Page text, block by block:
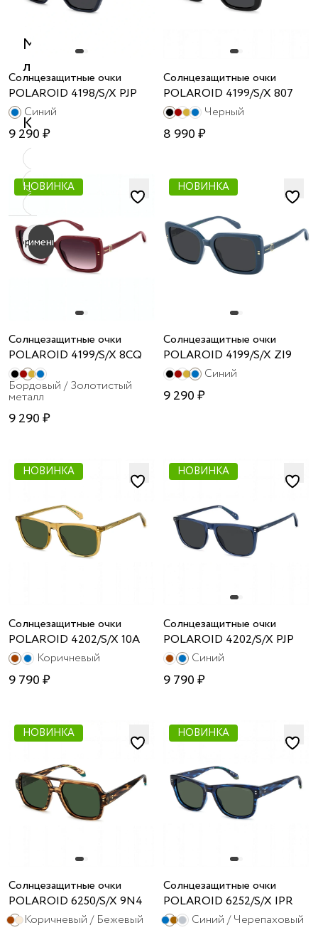
Материал
линз
Категория
Новинка
Сбросить
Применить
Солнцезащитные очки
POLAROID 4198/S/X PJP
Синий
9 290 ₽
Солнцезащитные очки
POLAROID 4199/S/X 807
Черный
8 990 ₽
НОВИНКА
Солнцезащитные очки
POLAROID 4199/S/X 8CQ
Бордовый / Золотистый
металл
9 290 ₽
НОВИНКА
Солнцезащитные очки
POLAROID 4199/S/X ZI9
Синий
9 290 ₽
НОВИНКА
Солнцезащитные очки
POLAROID 4202/S/X 10A
Коричневый
9 790 ₽
НОВИНКА
Солнцезащитные очки
POLAROID 4202/S/X PJP
Синий
9 790 ₽
НОВИНКА
Солнцезащитные очки
POLAROID 6250/S/X 9N4
Коричневый / Бежевый
НОВИНКА
Солнцезащитные очки
POLAROID 6252/S/X IPR
Синий / Черепаховый